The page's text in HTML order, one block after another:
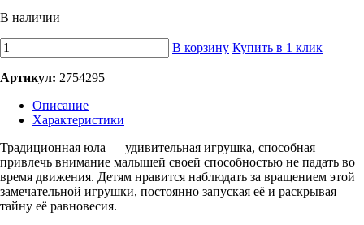
В наличии
В корзину Купить в 1 клик
Артикул: 2754295
Описание
Характеристики
Традиционная юла — удивительная игрушка, способная
привлечь внимание малышей своей способностью не падать во
время движения. Детям нравится наблюдать за вращением этой
замечательной игрушки, постоянно запуская её и раскрывая
тайну её равновесия.